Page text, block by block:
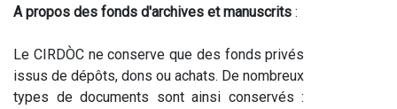
A propos des fonds d'archives et manuscrits :
Le CIRDÒC ne conserve que des fonds privés
issus de dépôts, dons ou achats. De nombreux
types de documents sont ainsi conservés :